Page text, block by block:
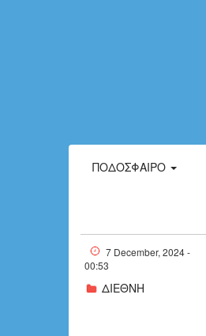
ΠΟΔΌΣΦΑΙΡΟ
7 December, 2024 -
00:53
ΔΙΕΘΝΗ